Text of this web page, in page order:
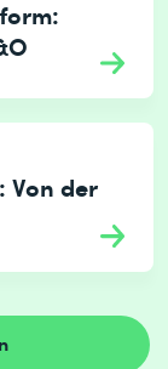
Von der